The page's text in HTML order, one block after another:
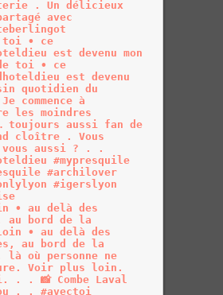
toi • ce
est devenu mon
• au delà des
au bord de la